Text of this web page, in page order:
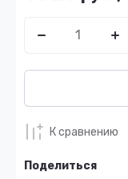
К сравнению
Поделиться